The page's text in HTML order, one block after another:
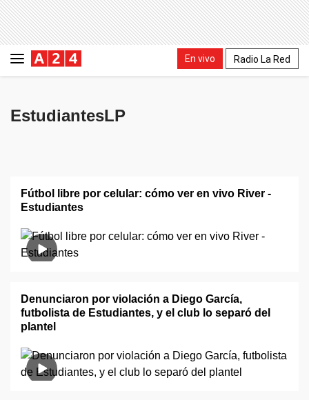
En vivo Radio La Red
EstudiantesLP
Fútbol libre por celular: cómo ver en vivo River -
Estudiantes
Denunciaron por violación a Diego García,
futbolista de Estudiantes, y el club lo separó del
plantel